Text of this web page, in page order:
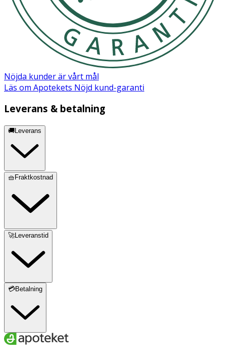
Nöjda kunder är vårt mål
Läs om Apotekets Nöjd kund-garanti
Leverans & betalning
🚚Leverans
🧺Fraktkostnad
🚀Leveranstid
💳Betalning